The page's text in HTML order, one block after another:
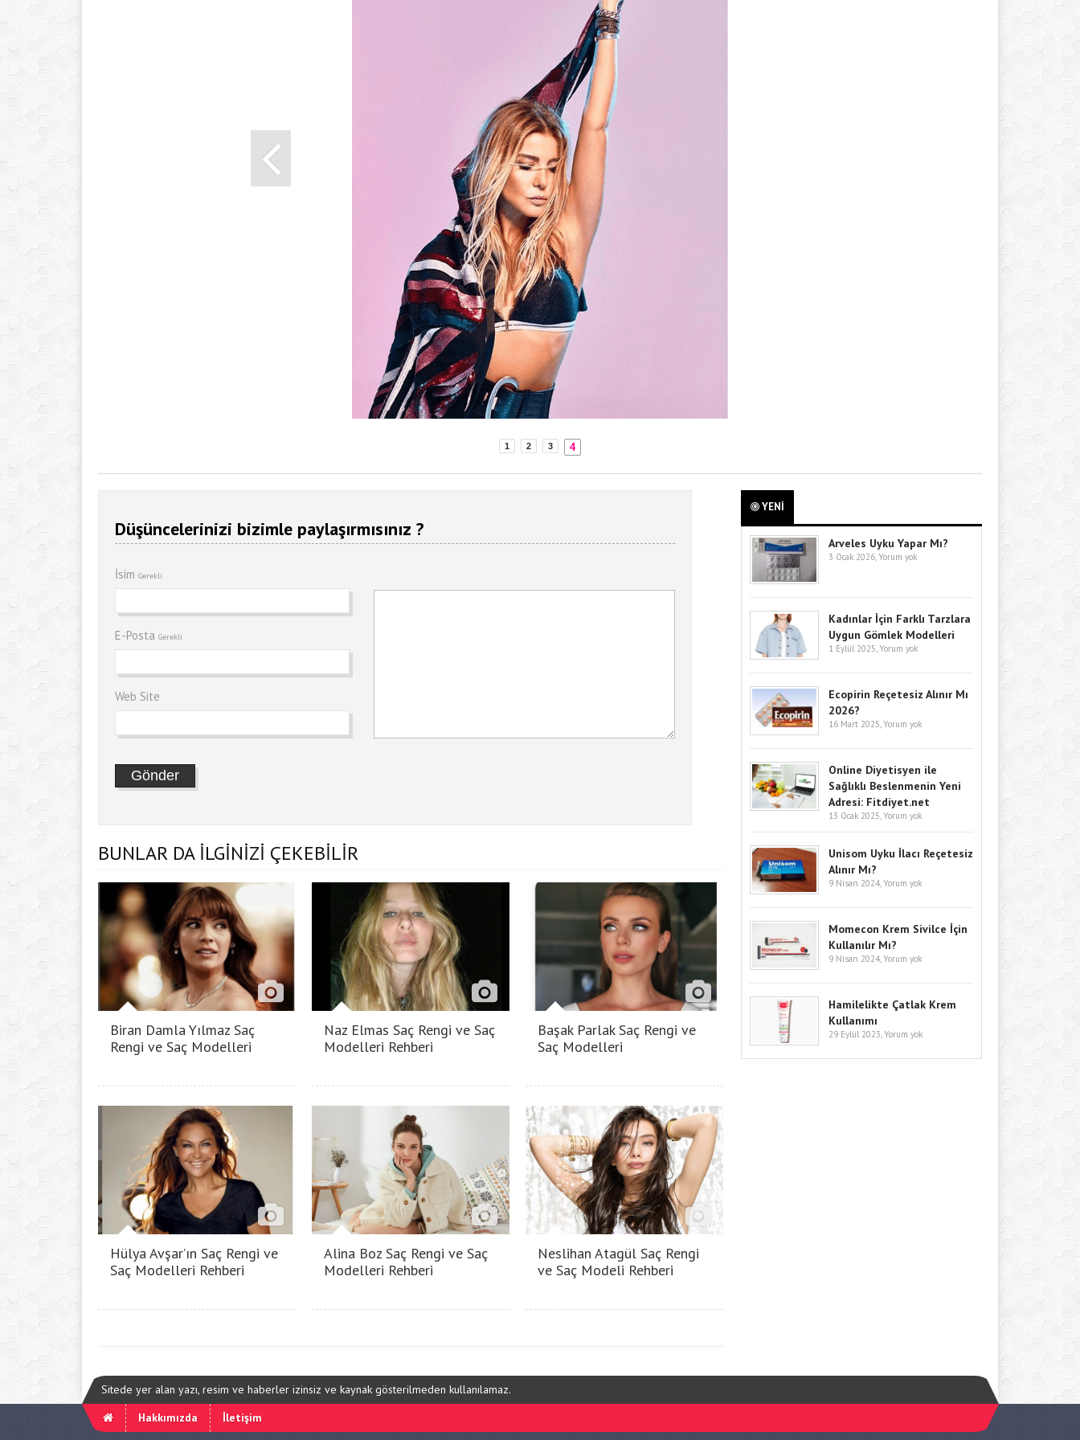
1 2 3 4
Düşüncelerinizi bizimle paylaşırmısınız ?
İsim Gerekli
E-Posta Gerekli
Web Site
BUNLAR DA İLGİNİZİ ÇEKEBİLİR
Biran Damla Yılmaz Saç
Rengi ve Saç Modelleri
Naz Elmas Saç Rengi ve Saç
Modelleri Rehberi
Başak Parlak Saç Rengi ve
Saç Modelleri
Hülya Avşar’ın Saç Rengi ve
Saç Modelleri Rehberi
Alina Boz Saç Rengi ve Saç
Modelleri Rehberi
Neslihan Atagül Saç Rengi
ve Saç Modeli Rehberi
YENİ
Arveles Uyku Yapar Mı?
3 Ocak 2026, Yorum yok
Kadınlar İçin Farklı Tarzlara
Uygun Gömlek Modelleri
1 Eylül 2025, Yorum yok
Ecopirin Reçetesiz Alınır Mı
2026?
16 Mart 2025, Yorum yok
Online Diyetisyen ile
Sağlıklı Beslenmenin Yeni
Adresi: Fitdiyet.net
13 Ocak 2025, Yorum yok
Unisom Uyku İlacı Reçetesiz
Alınır Mı?
9 Nisan 2024, Yorum yok
Momecon Krem Sivilce İçin
Kullanılır Mı?
9 Nisan 2024, Yorum yok
Hamilelikte Çatlak Krem
Kullanımı
29 Eylül 2023, Yorum yok
Sitede yer alan yazı, resim ve haberler izinsiz ve kaynak gösterilmeden kullanılamaz.
Hakkımızda
İletişim